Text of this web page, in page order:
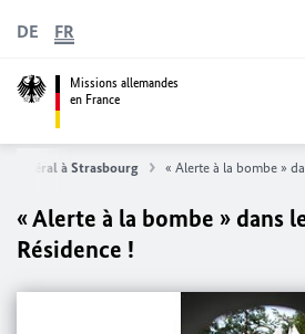
Missions allemandes
en France
DE FR
général à Strasbourg « Alerte à la bombe »
« Alerte à la bombe » dans
Résidence !